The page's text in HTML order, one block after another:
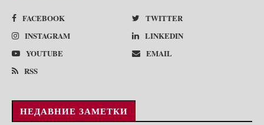
FACEBOOK
TWITTER
INSTAGRAM
LINKEDIN
YOUTUBE
EMAIL
RSS
НЕДАВНИЕ ЗАМЕТКИ